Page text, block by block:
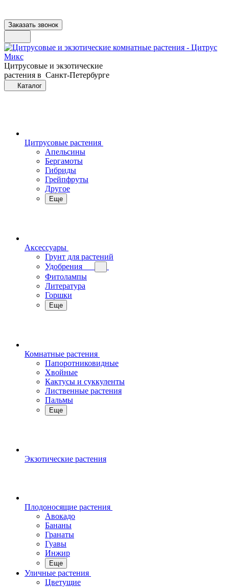
Заказать звонок
Цитрусовые и экзотические
растения в Санкт-Петербурге
Каталог
Цитрусовые растения
Апельсины
Бергамоты
Гибриды
Грейпфруты
Другое
Еще
Аксессуары
Грунт для растений
Удобрения
Фитолампы
Литература
Горшки
Еще
Комнатные растения
Папоротниковидные
Хвойные
Кактусы и суккуленты
Лиственные растения
Пальмы
Еще
Экзотические растения
Плодоносящие растения
Авокадо
Бананы
Гранаты
Гуавы
Инжир
Еще
Уличные растения
Цветущие